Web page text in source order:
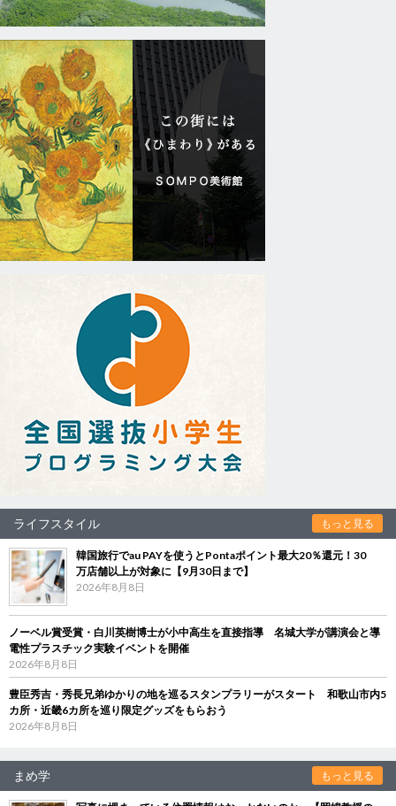
ライフスタイル もっと見る
韓国旅行でau PAYを使うとPontaポイント最大20％還元！30
万店舗以上が対象に【9月30日まで】
2026年8月8日
ノーベル賞受賞・白川英樹博士が小中高生を直接指導 名城大学が講演会と導
電性プラスチック実験イベントを開催
2026年8月8日
豊臣秀吉・秀長兄弟ゆかりの地を巡るスタンプラリーがスタート 和歌山市内5
カ所・近畿6カ所を巡り限定グッズをもらおう
2026年8月8日
まめ学 もっと見る